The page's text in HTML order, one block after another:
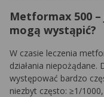
Metformax 500 –
mogą wystąpić?
W czasie leczenia
działania niepożądane.
występować bardzo
niezbyt często: ≥1/